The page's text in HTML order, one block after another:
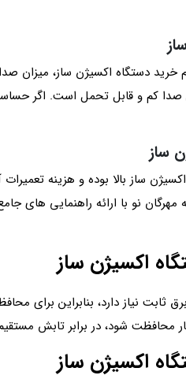
خرید دستگاه اکسیژن‌ ساز، میزان
ساز
ساز بالا بوده و هزینه
نو با ارائه راهنمایی های
اکسیژن ساز
ثابت نیاز دارد، بنابراین برای
محافظت شود، در برابر تابش
اکسیژن ساز